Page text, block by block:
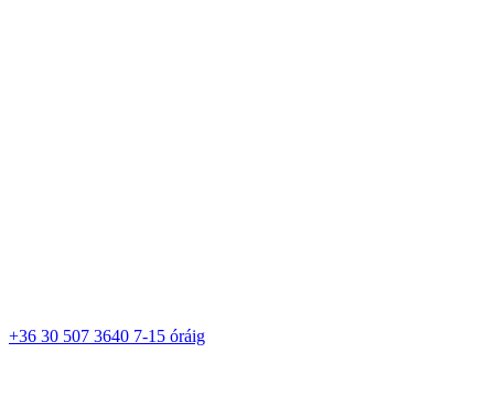
+36 30 507 3640 7-15 óráig